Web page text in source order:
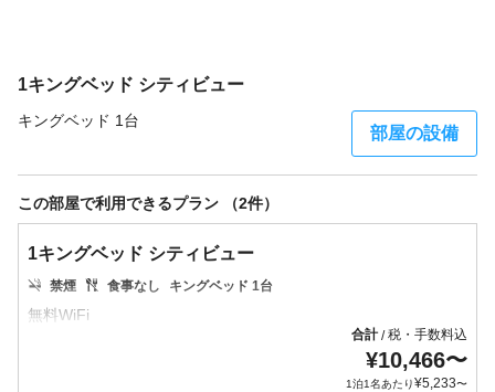
1キングベッド シティビュー
キングベッド 1台
部屋の設備
この部屋で利用できるプラン （2件）
1キングベッド シティビュー
禁煙 食事なし キングベッド 1台
合計/税・手数料込
¥10,466〜
1泊1名あたり¥5,233〜